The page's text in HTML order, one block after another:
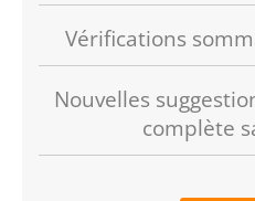
Vérifications
Nouvelles
complète